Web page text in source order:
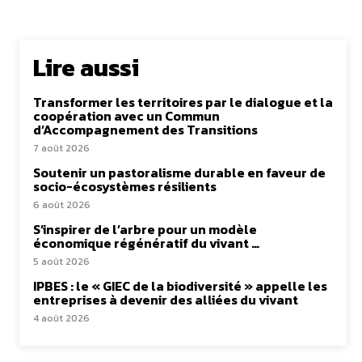
Lire aussi
Transformer les territoires par le dialogue et la
coopération avec un Commun
d’Accompagnement des Transitions
7 août 2026
Soutenir un pastoralisme durable en faveur de
socio-écosystèmes résilients
6 août 2026
S’inspirer de l’arbre pour un modèle
économique régénératif du vivant …
5 août 2026
IPBES : le « GIEC de la biodiversité » appelle les
entreprises à devenir des alliées du vivant
4 août 2026